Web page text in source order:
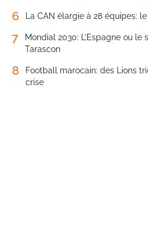
6 La CAN élargie à 28 équipes:
7
Mondial 2030: L’Espagne ou
Tarascon
8
Football marocain: des Lions
crise